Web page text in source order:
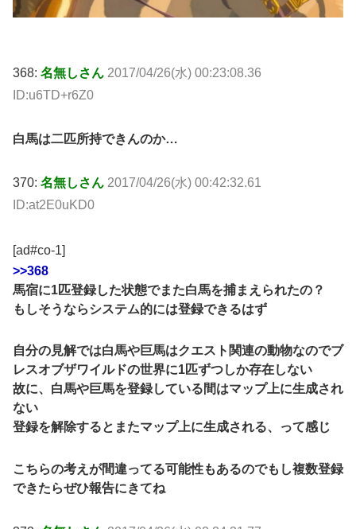
368: 名無しさん 2017/04/26(水) 00:23:08.36
ID:u6TD+r6Z0
白馬は二匹所持できんのか…
370: 名無しさん 2017/04/26(水) 00:42:32.61
ID:at2E0uKD0
[ad#co-1]
>>368
馬宿に1匹登録した状態でまた白馬を捕まえられたの？
もしそうならシステム的には登録できるはず
自分の見解では白馬や巨馬はクエスト関連の動物なのでブ
レスオブザワイルドの世界に1匹ずつしか存在しない
故に、白馬や巨馬を登録している間はマップ上に生成され
ない
登録を解除するとまたマップ上に生成される、って感じ
こちらの考えが間違ってる可能性もあるのでもし複数登録
できたらぜひ報告にきてね